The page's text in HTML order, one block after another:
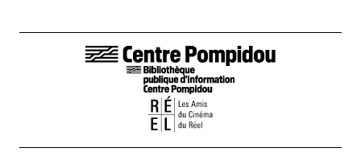
LIENS DE BAS DE PAGE